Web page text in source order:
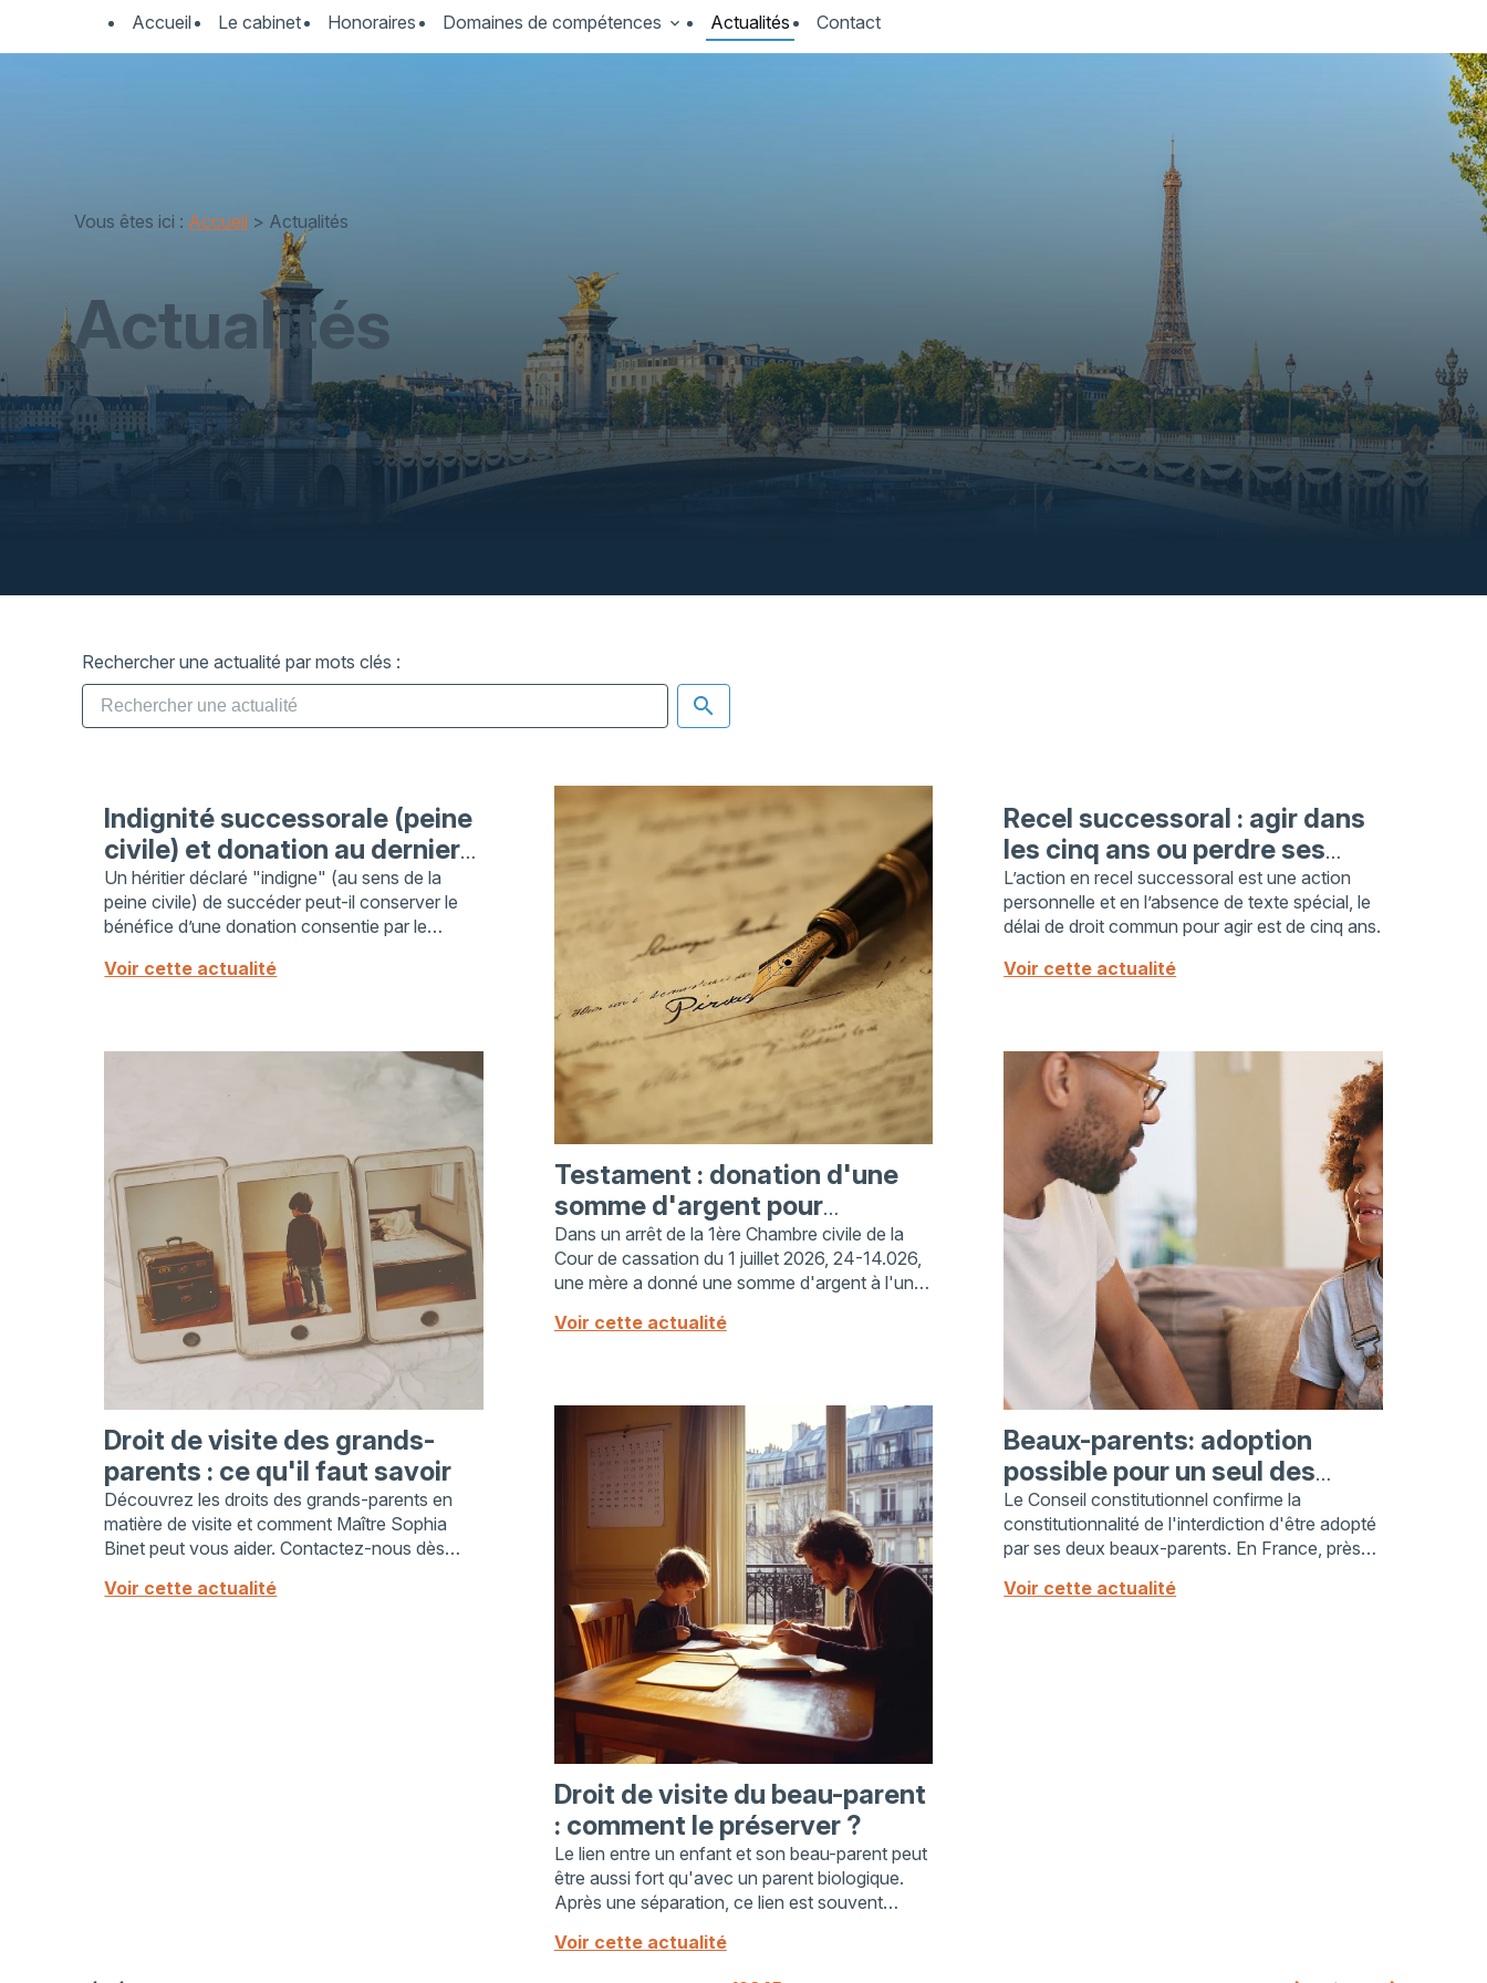
Accueil Le cabinet Honoraires Domaines de compétences Actualités Contact
Vous êtes ici : Accueil > Actualités
Actualités
Rechercher une actualité par mots clés :
Indignité successorale (peine
civile) et donation au dernier
vivant
Un héritier déclaré "indigne" (au sens de la
peine civile) de succéder peut-il conserver le
bénéfice d’une donation consentie par le
nous ...
Voir cette actualité
Testament : donation d'une
somme d'argent pour
l'investissement d'une
société.
Dans un arrêt de la 1ère Chambre civile de la
Cour de cassation du 1 juillet 2026, 24-14.026,
une mère a donné une somme d'argent à l'un
Voir cette actualité
Recel successoral : agir dans
les cinq ans ou perdre ses
droits
L’action en recel successoral est une action
personnelle et en l’absence de texte spécial, le
délai de droit commun pour agir est de cinq ans.
Voir cette actualité
Droit de visite des grands-
parents : ce qu'il faut savoir
Découvrez les droits des grands-parents en
matière de visite et comment Maître Sophia
Binet peut vous aider. Contactez-nous dès
Voir cette actualité
Beaux-parents: adoption
possible pour un seul des
deux
Le Conseil constitutionnel confirme la
constitutionnalité de l'interdiction d'être adopté
par ses deux beaux-parents. En France, près
...
Voir cette actualité
Droit de visite du beau-parent
: comment le préserver ?
Le lien entre un enfant et son beau-parent peut
être aussi fort qu'avec un parent biologique.
Après une séparation, ce lien est souvent
les visites. ...
Voir cette actualité
Panneau de gestion des cookies